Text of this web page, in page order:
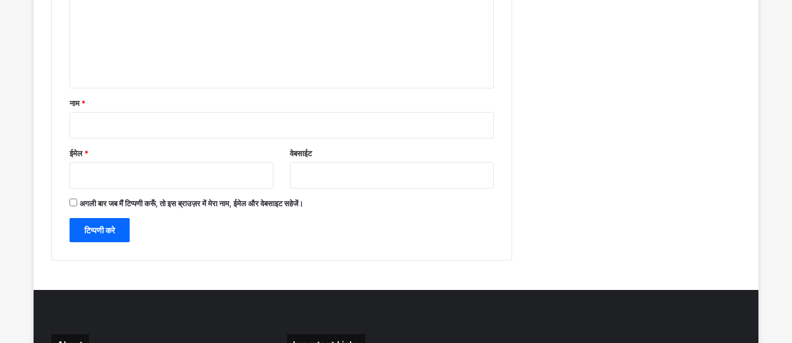
नाम*
ईमेल* वेबसाईट
अगली बार जब मैं टिप्पणी करूँ, तो इस ब्राउज़र में मेरा नाम, ईमेल और वेबसाइट सहेजें।